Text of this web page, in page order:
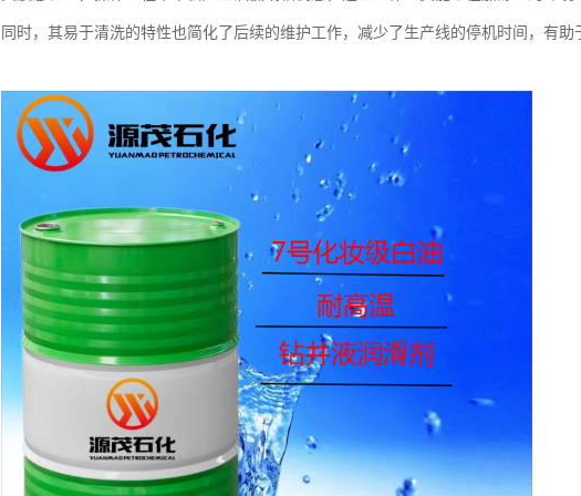
同时，其易于清洗的特性也简化了后续的维护工作，减少了生产线的停机时间，有助